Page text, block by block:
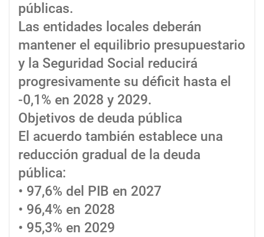
públicas.
Las entidades locales deberán
mantener el equilibrio presupuestario
y la Seguridad Social reducirá
progresivamente su déficit hasta el
-0,1% en 2028 y 2029.
Objetivos de deuda pública
El acuerdo también establece una
reducción gradual de la deuda
pública:
• 97,6% del PIB en 2027
• 96,4% en 2028
• 95,3% en 2029